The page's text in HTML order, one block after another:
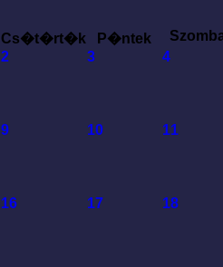
Cs�t�rt�k P�ntek
2 3 4
9 10 11
16 17 18